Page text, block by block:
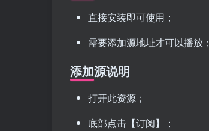
直接安装即可使用；
需要添加源地址才可以播放；
添加源说明
打开此资源；
底部点击【订阅】；